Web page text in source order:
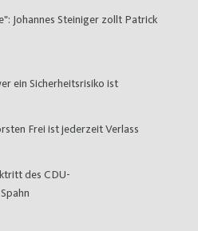
Johannes Steiniger zollt Patrick
ein Sicherheitsrisiko ist
Frei ist jederzeit Verlass
des CDU-